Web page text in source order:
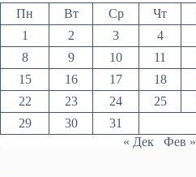
Пн Вт Ср Чт
1
2 3 4
8
9 10 11
15
16 17 18
22
23 24 25
29
30
31
« Дек
Фев »